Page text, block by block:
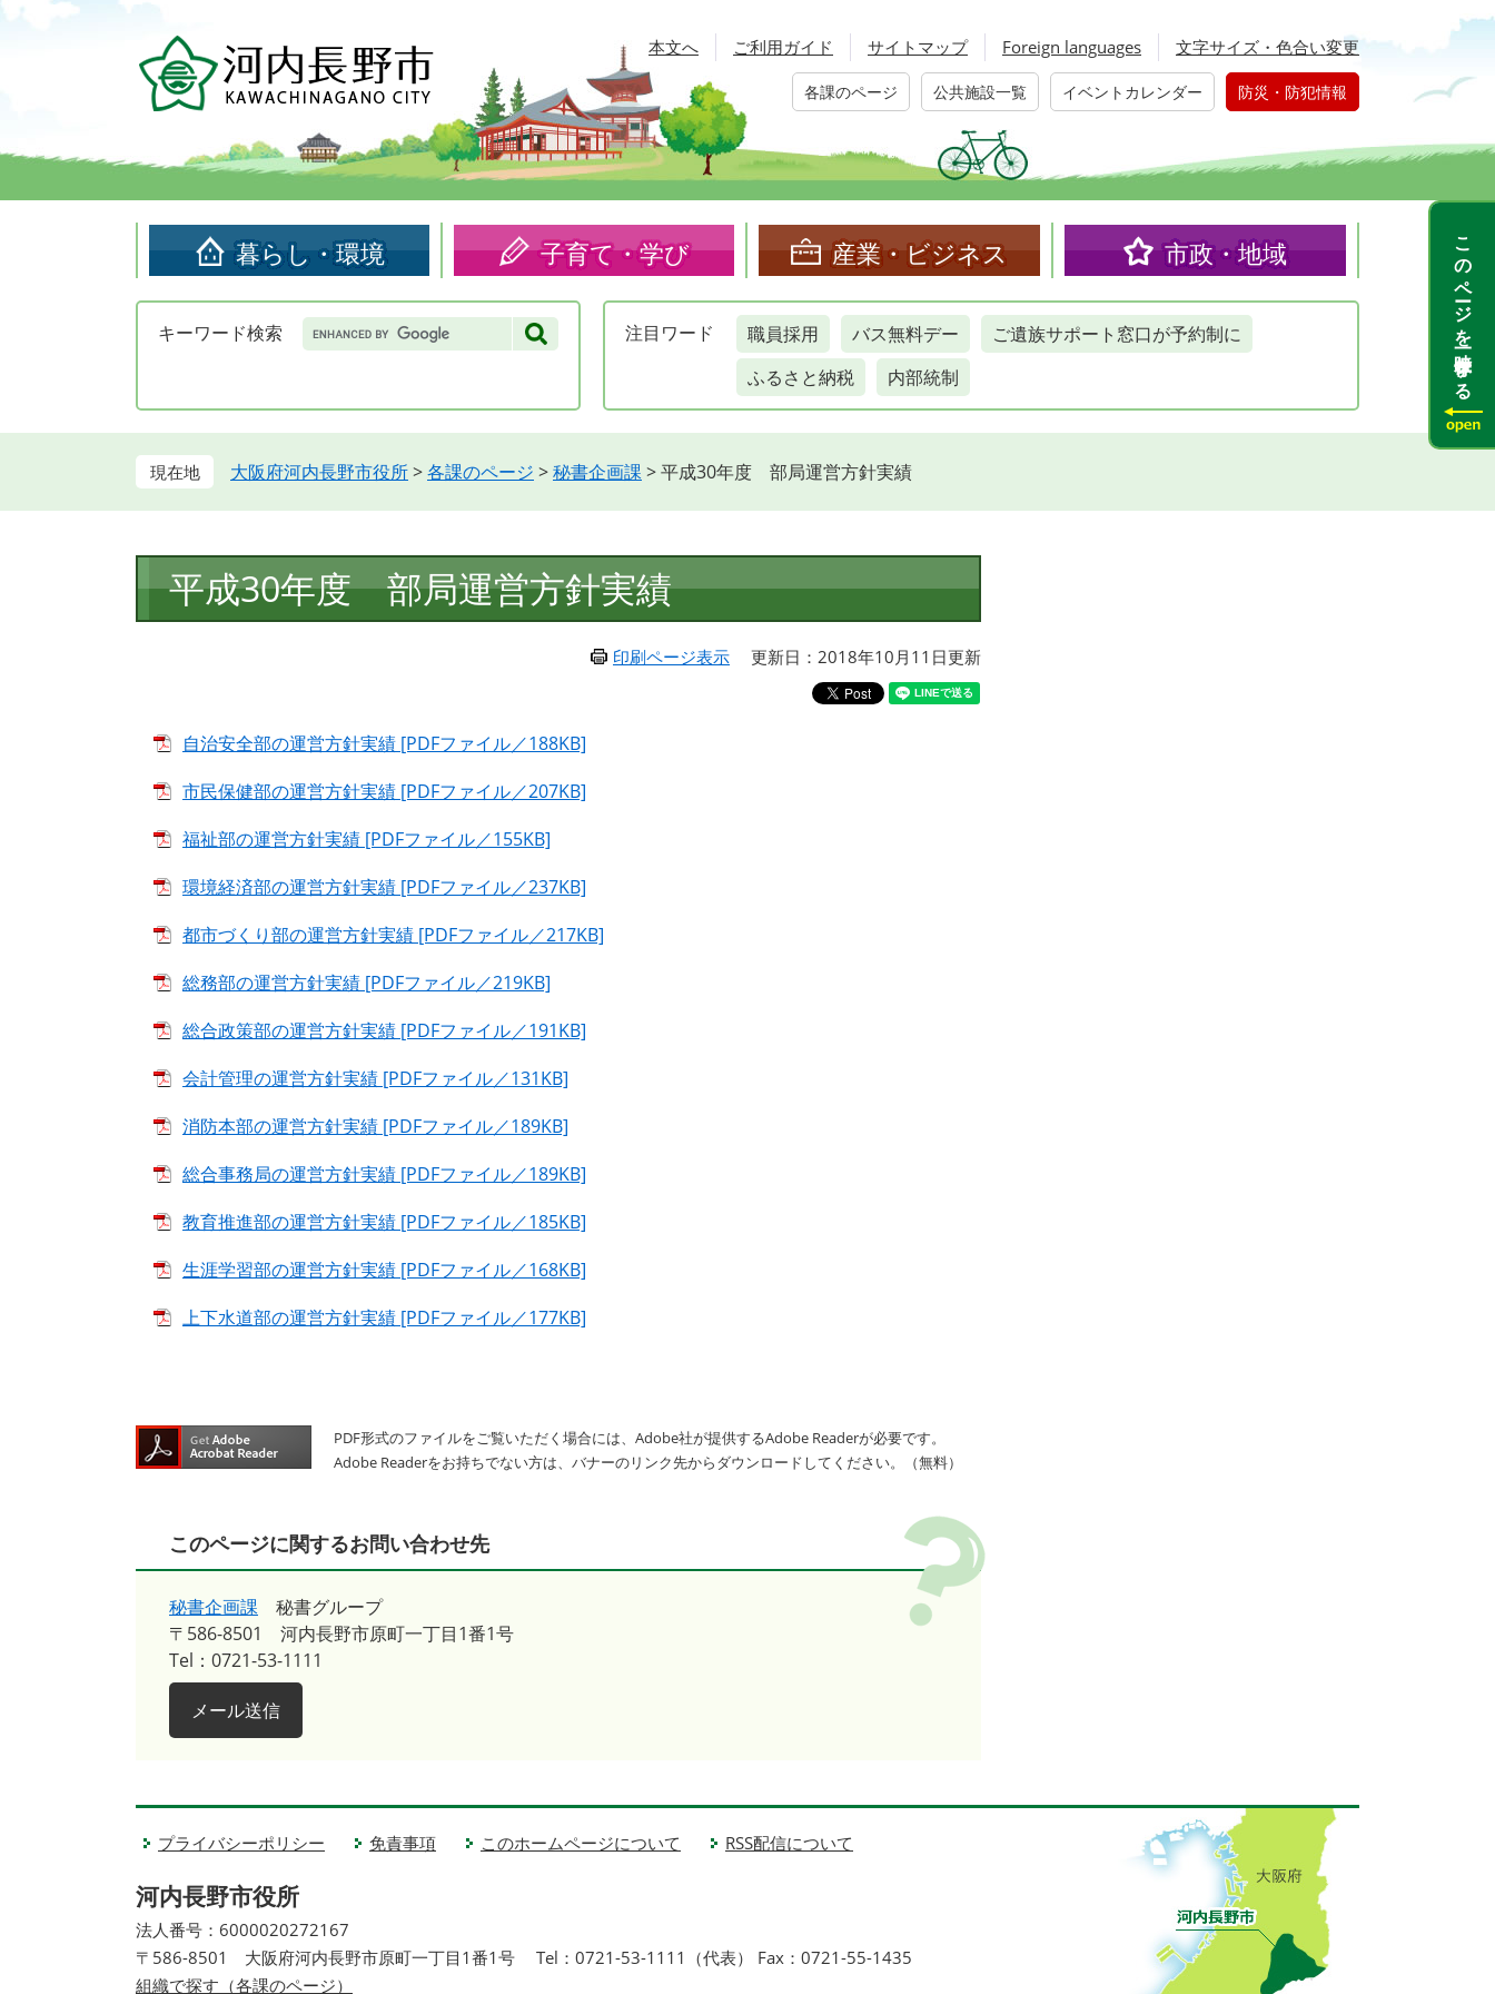
頭
す。
飛
し
本文へ ご利用ガイド サイトマップ Foreign languages 文字サイズ・色合い変更
各課のページ 公共施設一覧 イベントカレンダー 防災・防犯情報
暮らし・環境 子育て・学び 産業・ビジネス 市政・地域
キーワード検索 Google
カ
検
注目 ワード 職員採用 バス無料デー
ご遺族サポート窓口が予約制に
ふるさと納税
内部統制
大阪府河内長野市役所>各課のページ >秘書企画課 >平成30年度 部局運営方針実績
文
平成30年度 部局運営方針実績
印刷ページ表示 更新日：2018年10月11日更新
自治安全部の運営方針実績 [PDFファイル／188KB]
市民保健部の運営方針実績 [PDFファイル／207KB]
福祉部の運営方針実績 [PDFファイル／155KB]
環境経済部の運営方針実績 [PDFファイル／237KB]
都市づくり部の運営方針実績 [PDFファイル／217KB]
総務部の運営方針実績 [PDFファイル／219KB]
総合政策部の運営方針実績 [PDFファイル／191KB]
会計管理の運営方針実績 [PDFファイル／131KB]
消防本部の運営方針実績 [PDFファイル／189KB]
総合事務局の運営方針実績 [PDFファイル／189KB]
教育推進部の運営方針実績 [PDFファイル／185KB]
生涯学習部の運営方針実績 [PDFファイル／168KB]
上下水道部の運営方針実績 [PDFファイル／177KB]
PDF形式のファイルをご覧いただく場合には、Adobe社が提供するAdobe Readerが必要です。
Adobe Readerをお持ちでない方は、バナーのリンク先からダウンロードしてください。（無料）
このページに関するお問い合わせ先
秘書企画課
秘書グループ
〒586-8501
河内長野市原町一丁目1番1号
Tel：0721-53-1111
メール送信
プライバシーポリシー 免責事項 このホームページについて RSS配信について
河内長野市役所
法人番号：6000020272167
〒586-8501 大阪府河内長野市原町一丁目1番1号
Tel：0721-53-1111（代表） Fax：0721-55-1435
組織で探す（各課のページ）
このページを一時保存する